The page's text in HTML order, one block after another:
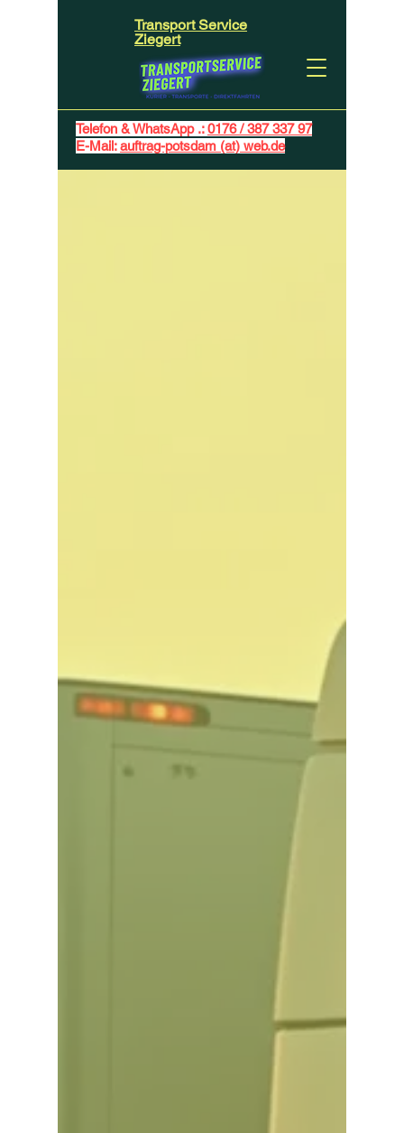
Telefon & WhatsApp .:0176 / 387 337 97
E-Mail:auftrag-potsdam (at) web.de
Transport Service
Ziegert